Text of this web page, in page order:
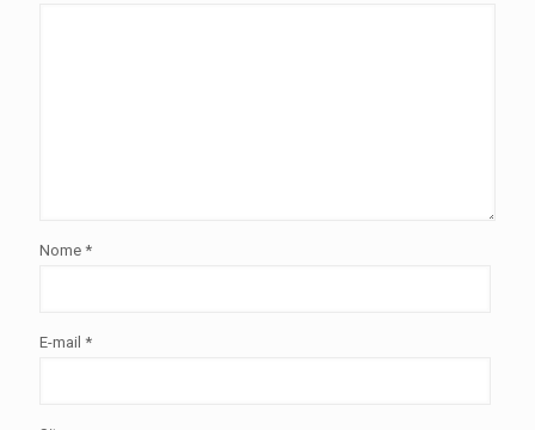
Nome *
E-mail *